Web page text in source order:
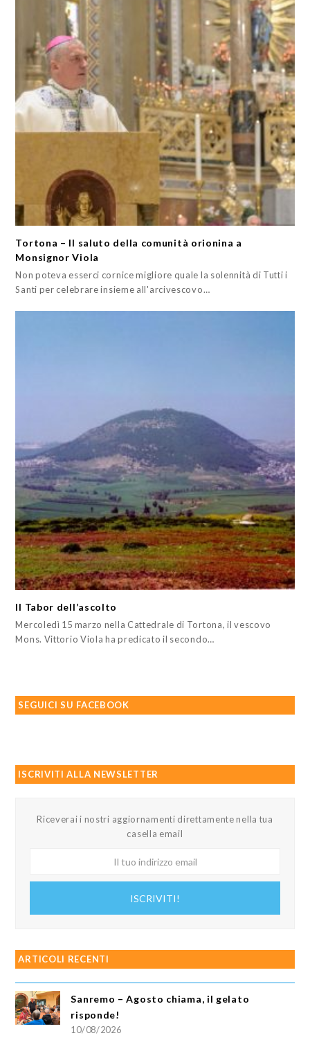
Tortona – Il saluto della comunità orionina a
Monsignor Viola
Non poteva esserci cornice migliore quale la solennità di Tutti i
Santi per celebrare insieme all'arcivescovo…
Il Tabor dell’ascolto
Mercoledì 15 marzo nella Cattedrale di Tortona, il vescovo
Mons. Vittorio Viola ha predicato il secondo…
SEGUICI SU FACEBOOK
ISCRIVITI ALLA NEWSLETTER
Riceverai i nostri aggiornamenti direttamente nella tua
casella email
ISCRIVITI!
ARTICOLI RECENTI
Sanremo – Agosto chiama, il gelato
risponde!
10/08/2026